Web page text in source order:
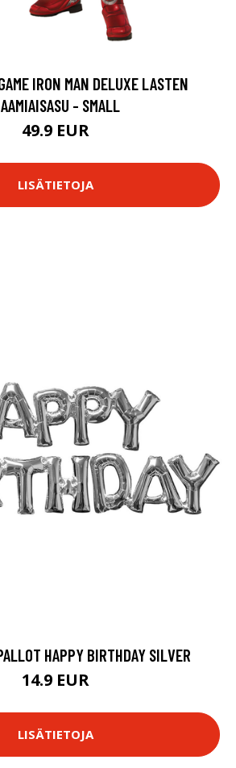
IRON MAN DELUXE LASTEN
- SMALL
49.9 EUR
LISÄTIETOJA
HAPPY BIRTHDAY SILVER
14.9 EUR
LISÄTIETOJA